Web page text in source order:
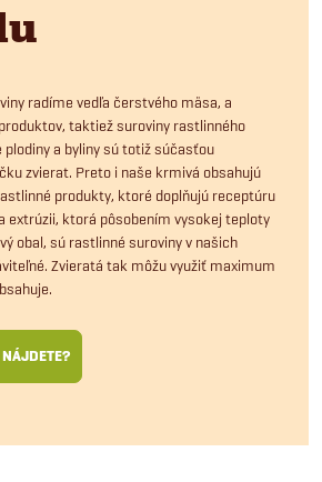
radíme vedľa čerstvého mäsa, a
taktiež suroviny rastlinného
plodiny a byliny sú totiž súčasťou
zvierat. Preto i naše krmivá obsahujú
produkty, ktoré doplňujú receptúru
extrúzii, ktorá pôsobením vysokej teploty
obal, sú rastlinné suroviny v našich
Zvieratá tak môžu využiť maximum